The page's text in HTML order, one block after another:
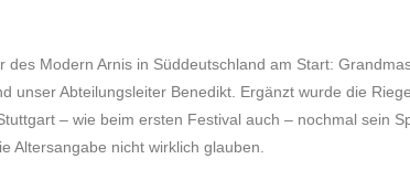
Modern Arnis in Süddeutschland am Start:
Abteilungsleiter Benedikt. Ergänzt wurde die
– wie beim ersten Festival auch – nochmal sein
Altersangabe nicht wirklich glauben.